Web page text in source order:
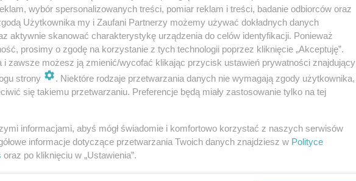
kupić w Polsce. Ile kosztują?
niemal wszystkich umieściliśmy w naszej galerii. Skupimy się
każdy fan serii książek i filmów o małym czarodzieju
torebkę
wybór spersonalizowanych treści, pomiar reklam i treści, badanie odbiorców oraz
Użytkownika my i Zaufani Partnerzy możemy używać dokładnych danych
aktywnie skanować charakterystykę urządzenia do celów identyfikacji. Ponieważ
prosimy o zgodę na korzystanie z tych technologii poprzez kliknięcie „Akceptuję”.
i zawsze możesz ją zmienić/wycofać klikając przycisk ustawień prywatności znajdujący
strony
. Niektóre rodzaje przetwarzania danych nie wymagają zgody użytkownika,
się takiemu przetwarzaniu. Preferencje będą miały zastosowanie tylko na tej
informacjami, abyś mógł świadomie i komfortowo korzystać z naszych serwisów
informacje dotyczące przetwarzania Twoich danych znajdziesz w Polityce
oraz po kliknięciu w „Ustawienia”.